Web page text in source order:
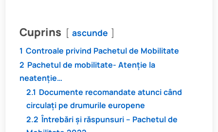
Cuprins ascunde
1 Controale privind Pachetul de Mobilitate
2 Pachetul de mobilitate- Atenție la
neatenție…
2.1 Documente recomandate atunci când
circulați pe drumurile europene
2.2 Întrebări și răspunsuri – Pachetul de